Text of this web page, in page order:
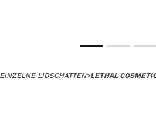
EINZELNE LIDSCHATTEN>LETHAL